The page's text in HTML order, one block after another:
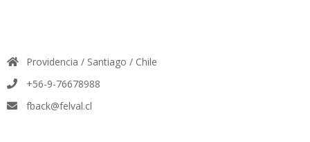
Providencia / Santiago / Chile
+56-9-76678988
fback@felval.cl